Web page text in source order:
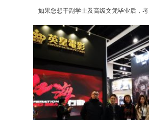
如果您想于副学士及高级文凭毕业后，